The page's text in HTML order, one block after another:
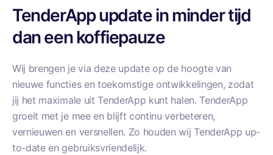
TenderApp update in minder tijd
dan een koffiepauze
Wij brengen je via deze update op de hoogte van
nieuwe functies en toekomstige ontwikkelingen, zodat
jij het maximale uit TenderApp kunt halen. TenderApp
groeit met je mee en blijft continu verbeteren,
vernieuwen en versnellen. Zo houden wij TenderApp up-
to-date en gebruiksvriendelijk.